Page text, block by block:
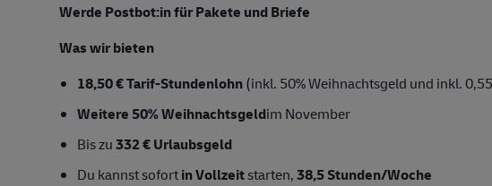
Werde Postbot:in für Pakete und Briefe
Was wir bieten
18,50 € Tarif-Stundenlohn(inkl. 50% Weihnachtsgeld und inkl.
Weitere 50% Weihnachtsgeldim November
Bis zu332 € Urlaubsgeld
Du kannst sofortin Vollzeitstarten,38,5 Stunden/Woche